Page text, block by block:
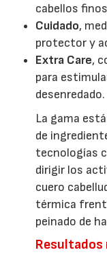
cabellos
Cuidado,
protector y
Extra Care,
para
desenredado.
La gama
de
tecnologías
dirigir los
cuero
térmica
peinado de
Resultados